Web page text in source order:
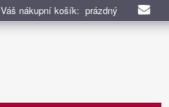
Váš nákupní košík: prázdný